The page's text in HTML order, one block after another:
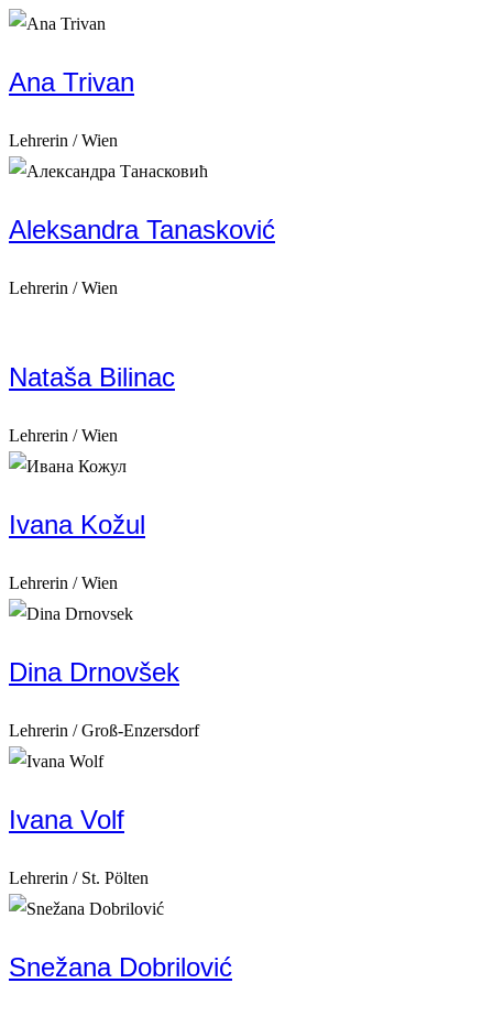
Ana Trivan
Lehrerin / Wien
Aleksandra Tanasković
Lehrerin / Wien
Nataša Bilinac
Lehrerin / Wien
Ivana Kožul
Lehrerin / Wien
Dina Drnovšek
Lehrerin / Groß-Enzersdorf
Ivana Volf
Lehrerin / St. Pölten
Snežana Dobrilović